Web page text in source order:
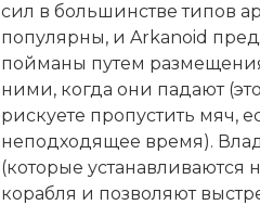
сил в большинстве типов
популярны, и Arkanoid
пойманы путем
ними, когда они падают
рискуете пропустить мяч,
неподходящее время).
(которые устанавливаются
корабля и позволяют